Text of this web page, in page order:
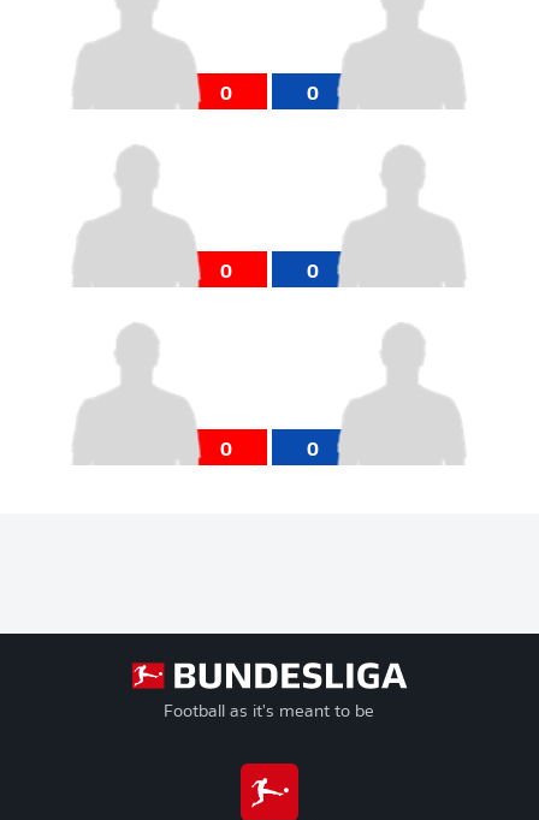
0 0
0 0
0 0
Football as it's meant to be